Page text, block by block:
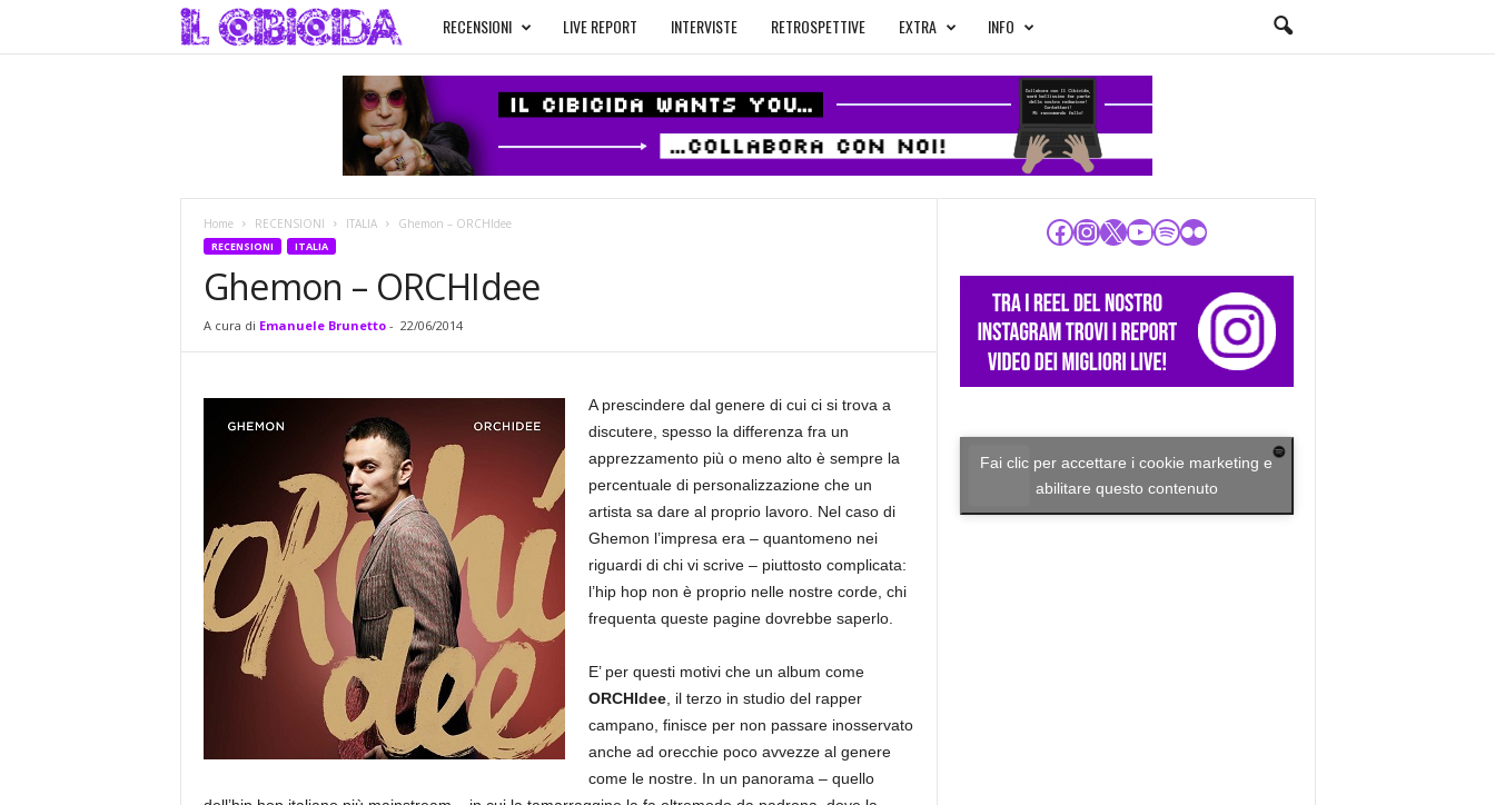
l
C
i
i
d
a
RECENSIONI LIVE REPORT INTERVISTE RETROSPETTIVE EXTRA INFO
Home RECENSIONI ITALIA Ghemon – ORCHIdee
RECENSIONI ITALIA
Ghemon – ORCHIdee
A cura di Emanuele Brunetto- 22/06/2014
A prescindere dal genere di cui ci si trova a
discutere, spesso la differenza fra un
apprezzamento più o meno alto è sempre la
percentuale di personalizzazione che un
artista sa dare al proprio lavoro. Nel caso di
Ghemon l’impresa era – quantomeno nei
riguardi di chi vi scrive – piuttosto complicata:
l’hip hop non è proprio nelle nostre corde, chi
frequenta queste pagine dovrebbe saperlo.
E’ per questi motivi che un album come
ORCHIdee, il terzo in studio del rapper
campano, finisce per non passare inosservato
anche ad orecchie poco avvezze al genere
come le nostre. In un panorama – quello
Facebook
Instagram
X YouTube
Spotify
Flickr
Fai clic per accettare i cookie marketing e
abilitare questo contenuto